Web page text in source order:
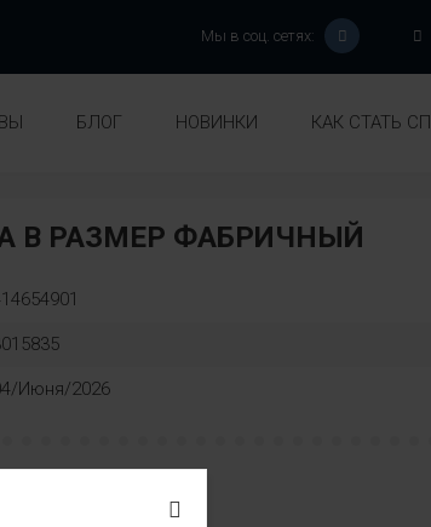
Мы в соц. сетях:
БЛОГ НОВИНКИ КАК СТАТЬ СП
В РАЗМЕР ФАБРИЧНЫЙ
Июня/2026
Модель